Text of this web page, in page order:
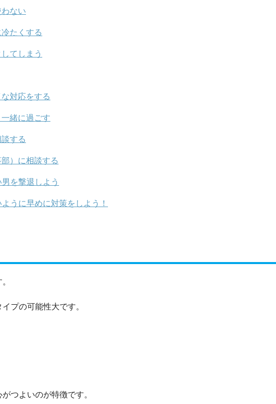
ない
たくする
てしまう
対応をする
緒に過ごす
する
）に相談する
を撃退しよう
うに早めに対策をしよう！
プの可能性大です。
つよいのが特徴です。